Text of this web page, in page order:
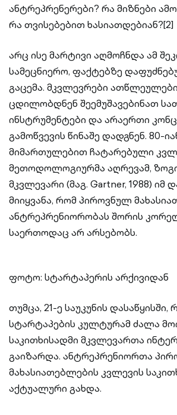
ანტრეპრენერები? რა მიზნები
რა თვისებებით ხასიათდებიან?[2]
არც ისე მარტივი აღმოჩნდა ამ
სამეცნიერო, ფაქტებზე
გაცემა. მკვლევრები
ცდილობდნენ შეემუშავებინათ
ინსტრუმენტები და არაერთი
გამოწვევის წინაშე დადგნენ. 80-
მიმართულებით ჩატარებული
მეთოდოლოგიურმა აღრევამ,
მკვლევარი (მაგ. Gartner, 1988) იმ
მიიყვანა, რომ პიროვნულ
ანტრეპრენიორობას შორის
საერთოდაც არ არსებობს.
ფოტო: სტარტაპერის არქივიდან
თუმცა, 21-ე საუკუნის
სტარტაპების კულტურამ ძალა
საკითხისადმი მკვლევართა
გაიზარდა. ანტრეპრენიორთა
მახასიათებლების კვლევის
აქტუალური გახდა.